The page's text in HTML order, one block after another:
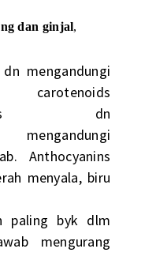
dan ginjal,
mengandungi
dn
Anthocyanins
menyala, biru
paling byk dlm
mengurang